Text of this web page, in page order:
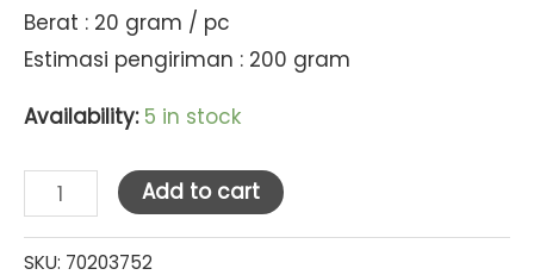
Berat : 20 gram / pc
Estimasi pengiriman : 200 gram
Availability: 5 in stock
SMVD
Garpu
Kue
Add to cart
SKU: 70203752